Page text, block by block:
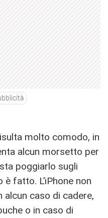
molto comodo, in
alcun morsetto per
poggiarlo sugli
fatto. L’iPhone non
alcun caso di cadere,
o in caso di